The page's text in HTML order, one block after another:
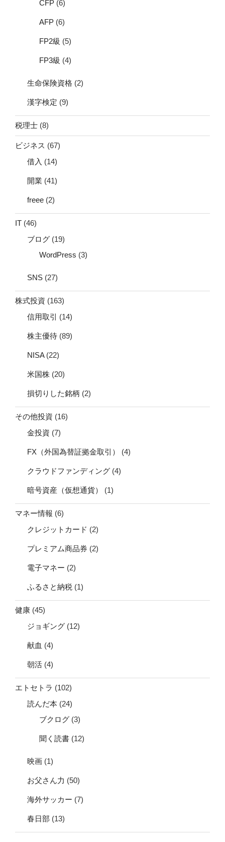
CFP (6)
AFP (6)
FP2級 (5)
FP3級 (4)
生命保険資格 (2)
漢字検定 (9)
税理士 (8)
ビジネス (67)
借入 (14)
開業 (41)
freee (2)
IT (46)
ブログ (19)
WordPress (3)
SNS (27)
株式投資 (163)
信用取引 (14)
株主優待 (89)
NISA(22)
米国株 (20)
損切りした銘柄 (2)
その他投資 (16)
金投資 (7)
FX（外国為替証拠金取引） (4)
クラウドファンディング (4)
暗号資産（仮想通貨） (1)
マネー情報 (6)
クレジットカード (2)
プレミアム商品券 (2)
電子マネー (2)
ふるさと納税 (1)
健康 (45)
ジョギング (12)
献血 (4)
朝活 (4)
エトセトラ (102)
読んだ本 (24)
ブクログ (3)
聞く読書 (12)
映画 (1)
お父さん力 (50)
海外サッカー (7)
春日部 (13)